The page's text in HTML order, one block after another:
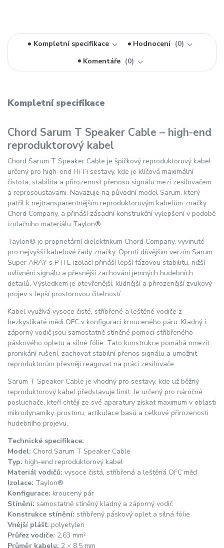
Kompletní specifikace Hodnocení
0
Komentáře
0
Kompletní specifikace
Chord Sarum T Speaker Cable – high-end
reproduktorový kabel
Chord Sarum T Speaker Cable je špičkový reproduktorový kabel
určený pro high-end Hi-Fi sestavy, kde je klíčová maximální
čistota, stabilita a přirozenost přenosu signálu mezi zesilovačem
a reprosoustavami. Navazuje na původní model Sarum, který
patřil k nejtransparentnějším reproduktorovým kabelům značky
Chord Company, a přináší zásadní konstrukční vylepšení v podobě
izolačního materiálu Taylon®.
Taylon® je proprietární dielektrikum Chord Company, vyvinuté
pro nejvyšší kabelové řady značky. Oproti dřívějším verzím Sarum
Super ARAY s PTFE izolací přináší lepší fázovou stabilitu, nižší
ovlivnění signálu a přesnější zachování jemných hudebních
detailů. Výsledkem je otevřenější, klidnější a přirozenější zvukový
projev s lepší prostorovou čitelností.
Kabel využívá vysoce čisté, stříbřené a leštěné vodiče z
bezkyslíkaté mědi OFC v konfiguraci krouceného páru. Kladný i
záporný vodič jsou samostatně stíněné pomocí stříbřeného
páskového opletu a silné fólie. Tato konstrukce pomáhá omezit
pronikání rušení, zachovat stabilní přenos signálu a umožnit
reproduktorům přesněji reagovat na práci zesilovače.
Sarum T Speaker Cable je vhodný pro sestavy, kde už běžný
reproduktorový kabel představuje limit. Je určený pro náročné
posluchače, kteří chtějí ze své aparatury získat maximum v oblasti
mikrodynamiky, prostoru, artikulace basů a celkové přirozenosti
hudebního projevu.
Technické specifikace:
Model: Chord Sarum T Speaker Cable
Typ: high-end reproduktorový kabel
Materiál vodičů: vysoce čistá, stříbřená a leštěná OFC měď
Izolace: Taylon®
Konfigurace: kroucený pár
Stínění: samostatně stíněný kladný a záporný vodič
Konstrukce stínění: stříbřený páskový oplet a silná fólie
Vnější plášť: polyetylen
Průřez vodiče: 2,63 mm²
Průměr kabelu: 2 × 8,5 mm